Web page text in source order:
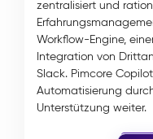
zentralisiert und
Workflow-Engine,
Integration von
Slack. Pimcore
Automatisierung
Unterstützung weiter.